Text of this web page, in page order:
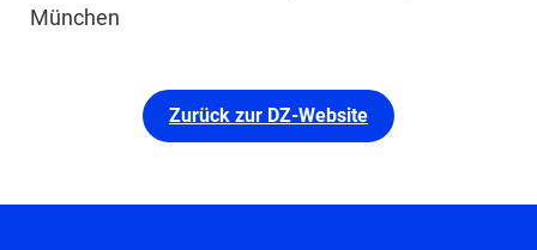
München
Zurück zur DZ-Website